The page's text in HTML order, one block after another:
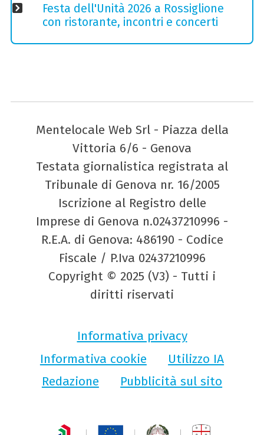
Festa dell'Unità 2026 a Rossiglione
con ristorante, incontri e concerti
Mentelocale Web Srl - Piazza della
Vittoria 6/6 - Genova
Testata giornalistica registrata al
Tribunale di Genova nr. 16/2005
Iscrizione al Registro delle
Imprese di Genova n.02437210996 -
R.E.A. di Genova: 486190 - Codice
Fiscale / P.Iva 02437210996
Copyright © 2025 (V3) - Tutti i
diritti riservati
Informativa privacy
Informativa cookie
Utilizzo IA
Redazione
Pubblicità sul sito